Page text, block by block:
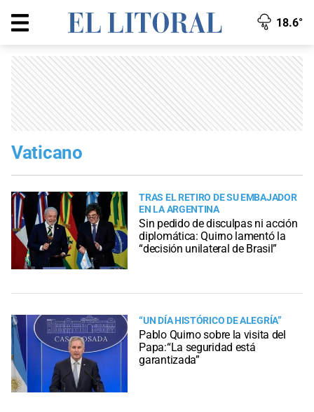
18.6°
Vaticano
TRAS EL RETIRO DE SU EMBAJADOR
EN LA ARGENTINA
Sin pedido de disculpas ni acción
diplomática: Quirno lamentó la
“decisión unilateral de Brasil”
“UN DÍA HISTÓRICO DE ALEGRÍA”
Pablo Quirno sobre la visita del
Papa:“La seguridad está
garantizada”